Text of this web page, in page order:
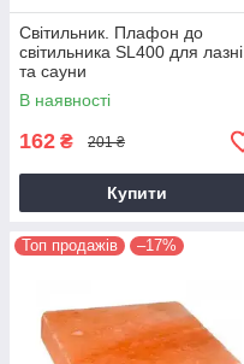
Світильник. Плафон до
світильника SL400 для лазні
та сауни
В наявності
162 ₴ 201 ₴
Купити
Топ продажів –17%